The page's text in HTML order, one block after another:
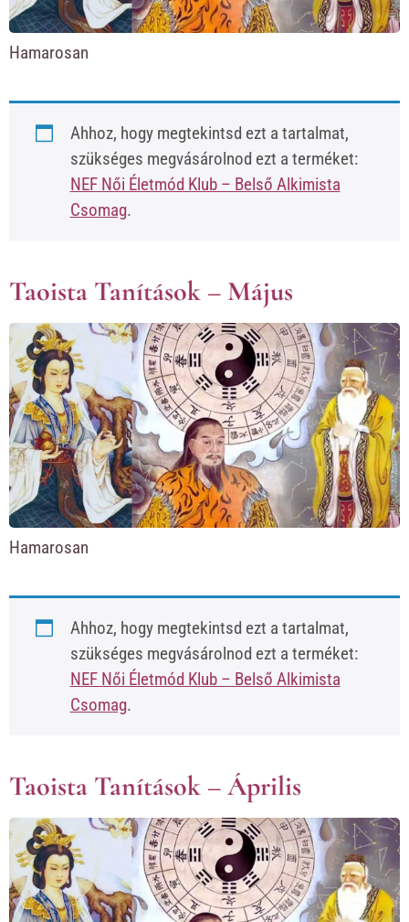
Hamarosan
Ahhoz, hogy megtekintsd ezt a tartalmat,
szükséges megvásárolnod ezt a terméket:
NEF Női Életmód Klub – Belső Alkimista
Csomag.
Taoista Tanítások – Május
Hamarosan
Ahhoz, hogy megtekintsd ezt a tartalmat,
szükséges megvásárolnod ezt a terméket:
NEF Női Életmód Klub – Belső Alkimista
Csomag.
Taoista Tanítások – Április